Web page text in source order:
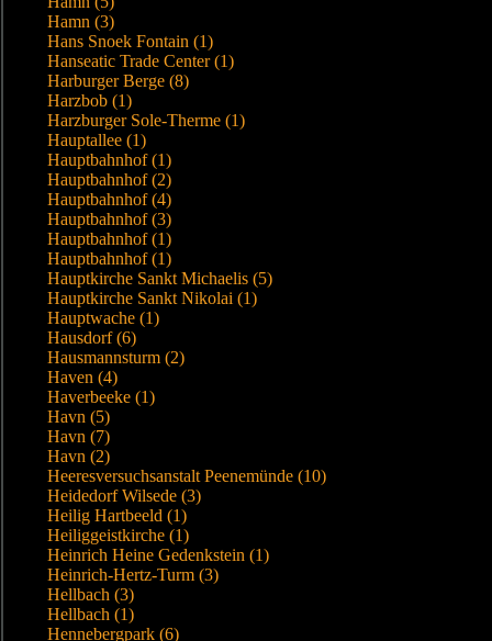
Hamn (3)
Hans Snoek Fontain (1)
Hanseatic Trade Center (1)
Harburger Berge (8)
Harzbob (1)
Harzburger Sole-Therme (1)
Hauptallee (1)
Hauptbahnhof (1)
Hauptbahnhof (2)
Hauptbahnhof (4)
Hauptbahnhof (3)
Hauptbahnhof (1)
Hauptbahnhof (1)
Hauptkirche Sankt Michaelis (5)
Hauptkirche Sankt Nikolai (1)
Hauptwache (1)
Hausdorf (6)
Hausmannsturm (2)
Haven (4)
Haverbeeke (1)
Havn (5)
Havn (7)
Havn (2)
Heeresversuchsanstalt Peenemünde (10)
Heidedorf Wilsede (3)
Heilig Hartbeeld (1)
Heiliggeistkirche (1)
Heinrich Heine Gedenkstein (1)
Heinrich-Hertz-Turm (3)
Hellbach (3)
Hellbach (1)
Hennebergpark (6)